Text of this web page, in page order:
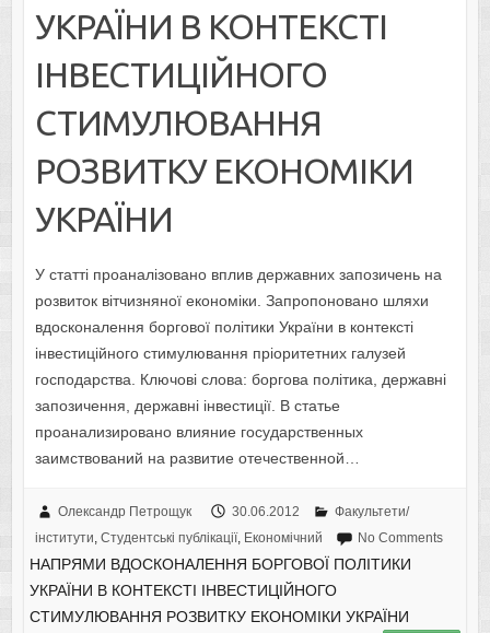
УКРАЇНИ В КОНТЕКСТІ
ІНВЕСТИЦІЙНОГО
СТИМУЛЮВАННЯ
РОЗВИТКУ ЕКОНОМІКИ
УКРАЇНИ
У статті проаналізовано вплив державних запозичень на
розвиток вітчизняної економіки. Запропоновано шляхи
вдосконалення боргової політики України в контексті
інвестиційного стимулювання пріоритетних галузей
господарства. Ключові слова: боргова політика, державні
запозичення, державні інвестиції. В статье
проанализировано влияние государственных
заимствований на развитие отечественной…
Олександр Петрощук 30.06.2012
Факультети/
інститути Студентські публікації, Економічний No Comments
НАПРЯМИ ВДОСКОНАЛЕННЯ БОРГОВОЇ ПОЛІТИКИ
УКРАЇНИ В КОНТЕКСТІ ІНВЕСТИЦІЙНОГО
СТИМУЛЮВАННЯ РОЗВИТКУ ЕКОНОМІКИ УКРАЇНИ